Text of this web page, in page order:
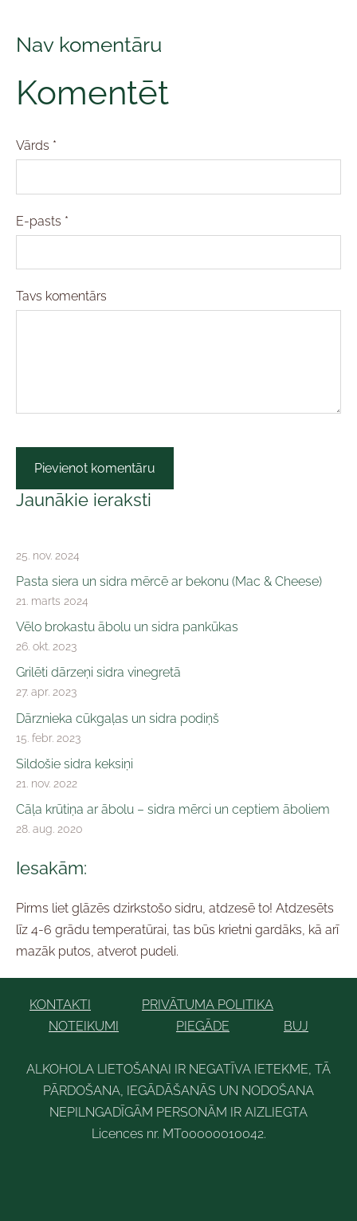
Jaunākie ieraksti
25. nov. 2024
Pasta siera un sidra mērcē ar bekonu (Mac & Cheese)
21. marts 2024
Vēlo brokastu ābolu un sidra pankūkas
26. okt. 2023
Grilēti dārzeņi sidra vinegretā
27. apr. 2023
Dārznieka cūkgaļas un sidra podiņš
15. febr. 2023
Sildošie sidra keksiņi
21. nov. 2022
Cāļa krūtiņa ar ābolu – sidra mērci un ceptiem āboliem
28. aug. 2020
Iesakām:
Pirms liet glāzēs dzirkstošo sidru, atdzesē to! Atdzesēts
līz 4-6 grādu temperatūrai, tas būs krietni gardāks, kā arī
mazāk putos, atverot pudeli.
Nav komentāru
Komentēt
Vārds *
E-pasts *
Tavs komentārs
KONTAKTI
PRIVĀTUMA POLITIKA
NOTEIKUMI
PIEGĀDE BUJ
ALKOHOLA LIETOŠANAI IR NEGATĪVA IETEKME, TĀ
PĀRDOŠANA, IEGĀDĀŠANĀS UN NODOŠANA
NEPILNGADĪGĀM PERSONĀM IR AIZLIEGTA
Licences nr. MT00000010042.